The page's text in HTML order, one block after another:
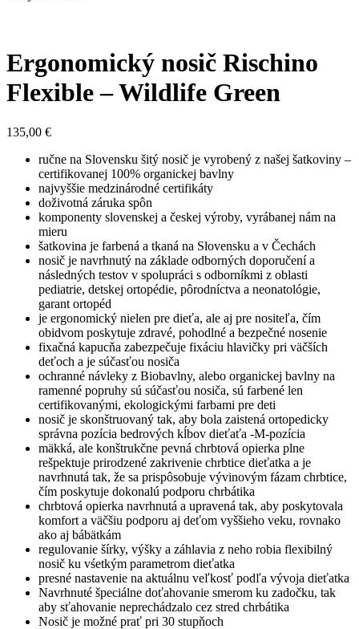
Ergonomický nosič Rischino
Flexible – Wildlife Green
135,00 €
ručne na Slovensku šitý nosič je vyrobený z našej šatkoviny –
certifikovanej 100% organickej bavlny
najvyššie medzinárodné certifikáty
doživotná záruka spôn
komponenty slovenskej a českej výroby, vyrábanej nám na
mieru
šatkovina je farbená a tkaná na Slovensku a v Čechách
nosič je navrhnutý na základe odborných doporučení a
následných testov v spolupráci s odborníkmi z oblasti
pediatrie, detskej ortopédie, pôrodníctva a neonatológie,
garant ortopéd
je ergonomický nielen pre dieťa, ale aj pre nositeľa, čím
obidvom poskytuje zdravé, pohodlné a bezpečné nosenie
fixačná kapucňa zabezpečuje fixáciu hlavičky pri väčších
deťoch a je súčasťou nosiča
ochranné návleky z Biobavlny, alebo organickej bavlny na
ramenné popruhy sú súčasťou nosiča, sú farbené len
certifikovanými, ekologickými farbami pre deti
nosič je skonštruovaný tak, aby bola zaistená ortopedicky
správna pozícia bedrových kĺbov dieťaťa -M-pozícia
mäkká, ale konštrukčne pevná chrbtová opierka plne
rešpektuje prirodzené zakrivenie chrbtice dieťatka a je
navrhnutá tak, že sa prispôsobuje vývinovým fázam chrbtice,
čím poskytuje dokonalú podporu chrbátika
chrbtová opierka navrhnutá a upravená tak, aby poskytovala
komfort a väčšiu podporu aj deťom vyššieho veku, rovnako
ako aj bábätkám
regulovanie šírky, výšky a záhlavia z neho robia flexibilný
nosič ku vśetkým parametrom dieťatka
presné nastavenie na aktuálnu veľkosť podľa vývoja dieťatka
Navrhnuté špeciálne doťahovanie smerom ku zadočku, tak
aby sťahovanie neprechádzalo cez stred chrbátika
Nosič je možné prať pri 30 stupňoch